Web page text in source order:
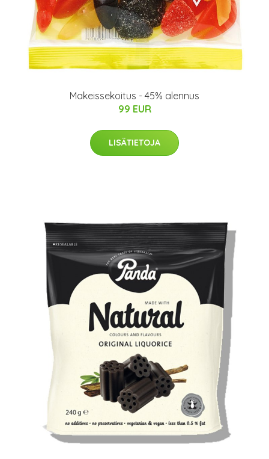
Makeissekoitus - 45% alennus
99 EUR
LISÄTIETOJA